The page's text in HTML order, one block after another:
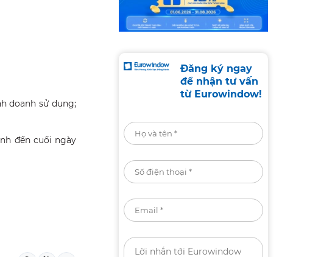
doanh sử dụng;
đến cuối ngày
Đăng ký ngay
để nhận tư vấn
từ Eurowindow!